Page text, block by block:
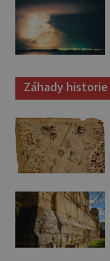
Záhady historie